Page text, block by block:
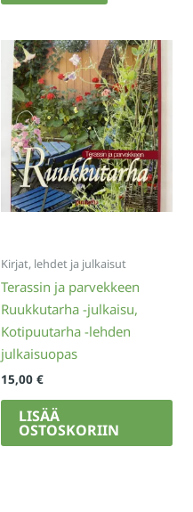
Kirjat, lehdet ja julkaisut
Terassin ja parvekkeen
Ruukkutarha -julkaisu,
Kotipuutarha -lehden
julkaisuopas
15,00 €
LISÄÄ
OSTOSKORIIN